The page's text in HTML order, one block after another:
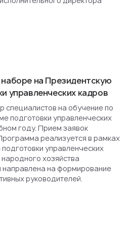
на Президентскую
управленческих кадров
на обучение по
подготовки управленческих
году. Прием заявок
реализуется в рамках
управленческих
хозяйства
на формирование
руководителей.